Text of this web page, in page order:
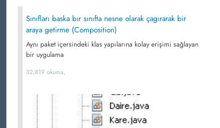
Sınıfları baska bır sınıfta nesne olarak çagırarak bir
araya getirme (Composition)
Aynı paket içersindeki klas yapılarına kolay erişimi sağlayan
bir uygulama
32,819 okuma,